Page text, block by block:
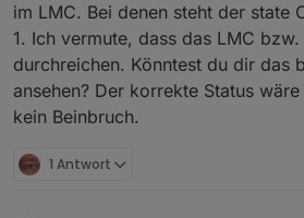
im LMC. Bei denen steht der state
1. Ich vermute, dass das LMC
durchreichen. Könntest du dir das
ansehen? Der korrekte Status
kein Beinbruch.
1 Antwort